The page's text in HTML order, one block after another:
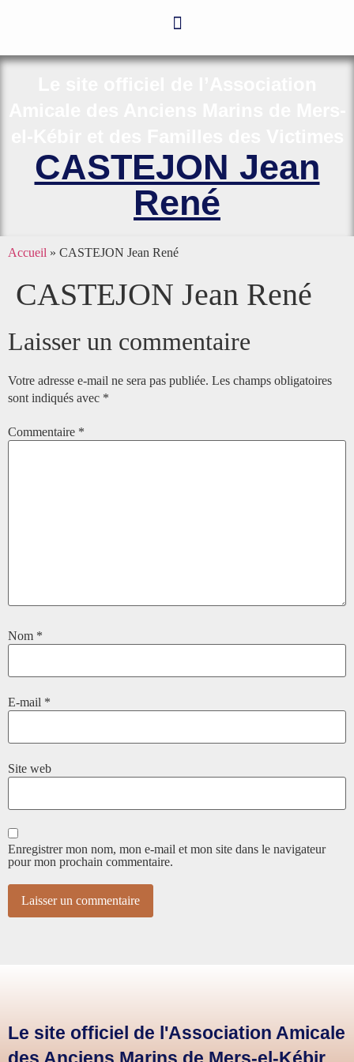
CASTEJON Jean
René
Accueil » CASTEJON Jean René
CASTEJON Jean René
Laisser un commentaire
Votre adresse e-mail ne sera pas publiée. Les champs obligatoires
sont indiqués avec *
Commentaire *
Nom *
E-mail *
Site web
Enregistrer mon nom, mon e-mail et mon site dans le navigateur
pour mon prochain commentaire.
Le site officiel de l'Association Amicale